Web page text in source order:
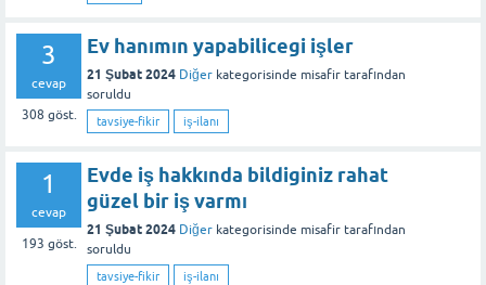
3
cevap
308 göst.
Ev hanımın yapabilicegi işler
21 Şubat 2024 Diğer kategorisinde misafir tarafından
soruldu
tavsiye-fikir iş-ilanı
1
cevap
193 göst.
Evde iş hakkında bildiginiz rahat
güzel bir iş varmı
21 Şubat 2024 Diğer kategorisinde misafir tarafından
soruldu
tavsiye-fikir iş-ilanı